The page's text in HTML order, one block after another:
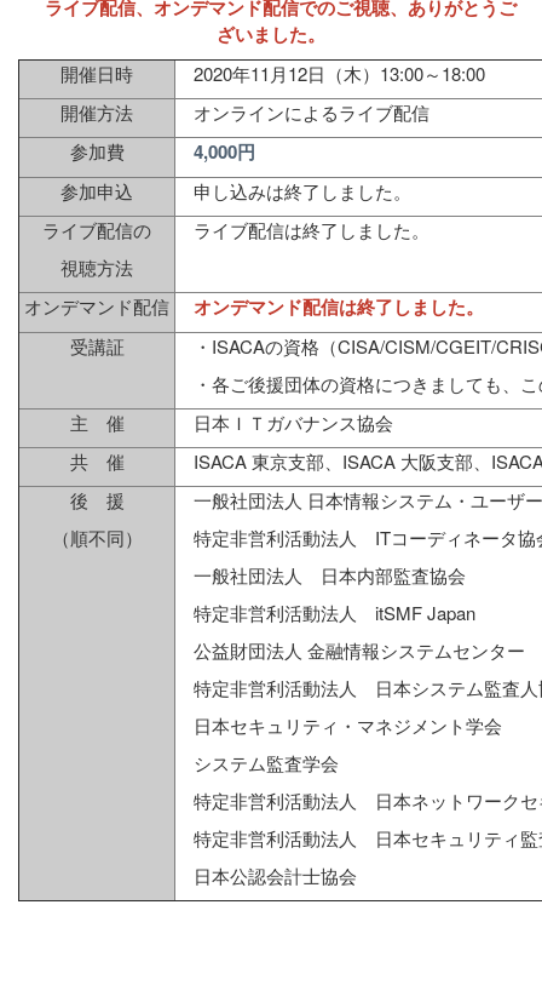
ライブ配信、オンデマンド配信でのご視聴、 ありがとうご
ざいました。
開催日時
2020年11月12日（木）13:00～18:00
開催方法
オンラインによるライブ配信
参加費
4,000円
参加申込
申し込みは終了しました。
ライブ配信の
視聴方法
ライブ配信は終了しました。
オンデマンド配信 オンデマンド配信は終了しました。
受講証
・ISACAの資格（CISA/CISM/CGEIT/
・各ご後援団体の資格につきましても、
主 催
日本ＩＴガバナンス協会
共 催
ISACA 東京支部、ISACA 大阪支部、
後 援
（順不同）
一般社団法人 日本情報システム・ユーザ
特定非営利活動法人 ITコーディネータ
一般社団法人 日本内部監査協会
特定非営利活動法人 itSMF Japan
公益財団法人 金融情報システムセンター
特定非営利活動法人 日本システム監査
日本セキュリティ・マネジメント学会
システム監査学会
特定非営利活動法人 日本ネットワークセ
特定非営利活動法人 日本セキュリティ
日本公認会計士協会